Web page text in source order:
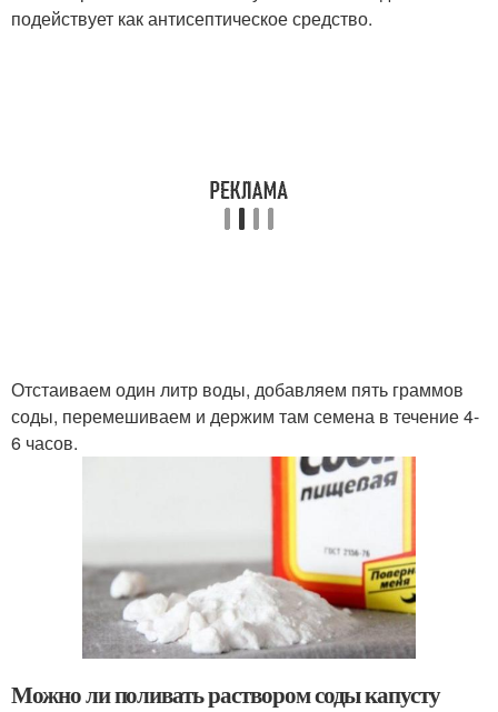
подействует как антисептическое средство.
Отстаиваем один литр воды, добавляем пять граммов
соды, перемешиваем и держим там семена в течение 4-
6 часов.
Можно ли поливать раствором соды капусту